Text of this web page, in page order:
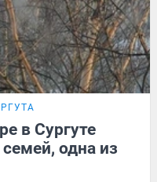
в Сургуте
одна из